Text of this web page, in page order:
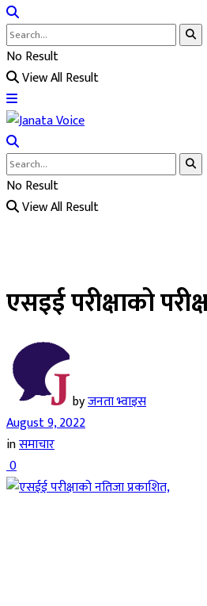
No Result
View All Result
No Result
View All Result
एसइई परीक्षाको
byजनता भ्वाइस
August 9, 2022
inसमाचार
0